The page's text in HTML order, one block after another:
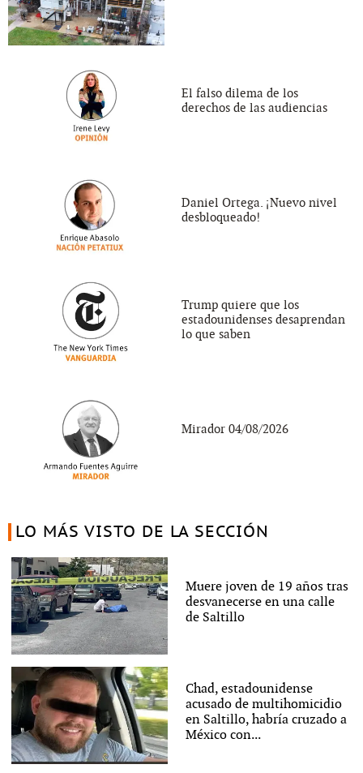
El falso dilema de los
derechos de las audiencias
Daniel Ortega. ¡Nuevo nivel
desbloqueado!
Trump quiere que los
estadounidenses desaprendan
lo que saben
Mirador 04/08/2026
LO MÁS VISTO DE LA SECCIÓN
Muere joven de 19 años tras
desvanecerse en una calle
de Saltillo
Chad, estadounidense
acusado de multihomicidio
en Saltillo, habría cruzado a
México con...